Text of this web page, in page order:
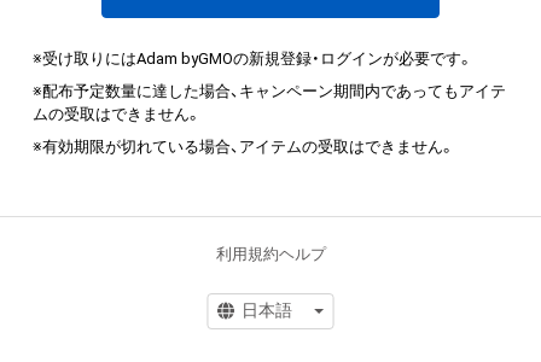
※受け取りにはAdam byGMOの新規登録・ログインが必要です。
※配布予定数量に達した場合、キャンペーン期間内であってもアイテ
ムの受取はできません。
※有効期限が切れている場合、アイテムの受取はできません。
利用規約ヘルプ